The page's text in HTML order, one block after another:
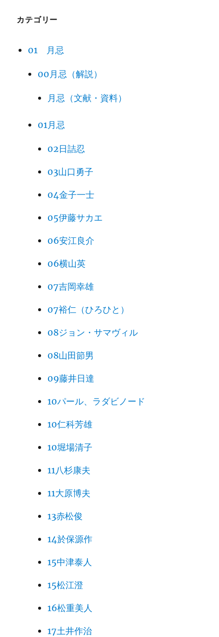
カテゴリー
01 月忌
00月忌（解説）
月忌（文献・資料）
01月忌
02日詰忍
03山口勇子
04金子一士
05伊藤サカエ
06安江良介
06横山英
07吉岡幸雄
07裕仁（ひろひと）
08ジョン・サマヴィル
08山田節男
09藤井日達
10パール、ラダビノード
10仁科芳雄
10堀場清子
11八杉康夫
11大原博夫
13赤松俊
14於保源作
15中津泰人
15松江澄
16松重美人
17土井作治